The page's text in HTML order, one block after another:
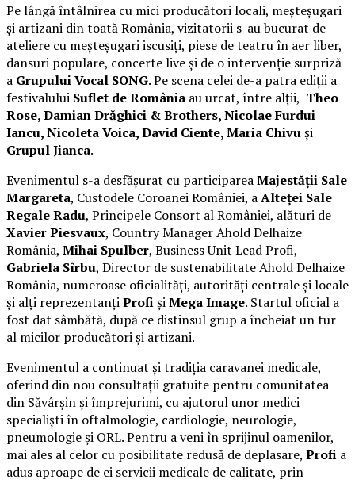
Pe lângă întâlnirea cu mici producători locali, meșteșugari
și artizani din toată România, vizitatorii s-au bucurat de
ateliere cu meșteșugari iscusiți, piese de teatru în aer liber,
dansuri populare, concerte live și de o intervenție surpriză
a Grupului Vocal SONG. Pe scena celei de-a patra ediții a
festivalului Suflet de România au urcat, între alții, Theo
Rose, Damian Drăghici & Brothers, Nicolae Furdui
Iancu, Nicoleta Voica, David Ciente, Maria Chivuși
Grupul Jianca.
Evenimentul s-a desfășurat cu participareaMajestății Sale
Margareta, Custodele Coroanei României, aAlteței Sale
Regale Radu, Principele Consort al României, alături de
Xavier Piesvaux, Country Manager Ahold Delhaize
România, Mihai Spulber, Business Unit Lead Profi,
Gabriela Sîrbu, Director de sustenabilitate Ahold Delhaize
România, numeroase oficialități, autorități centrale și locale
și alți reprezentanțiProfișiMega Image. Startul oficial a
fost dat sâmbătă, după ce distinsul grup a încheiat un tur
al micilor producători și artizani.
Evenimentul a continuat și tradiția caravanei medicale,
oferind din nou consultații gratuite pentru comunitatea
din Săvârșin și împrejurimi, cu ajutorul unor medici
specialiști în oftalmologie, cardiologie, neurologie,
pneumologie și ORL. Pentru a veni în sprijinul oamenilor,
mai ales al celor cu posibilitate redusă de deplasare, Profi a
adus aproape de ei servicii medicale de calitate, prin